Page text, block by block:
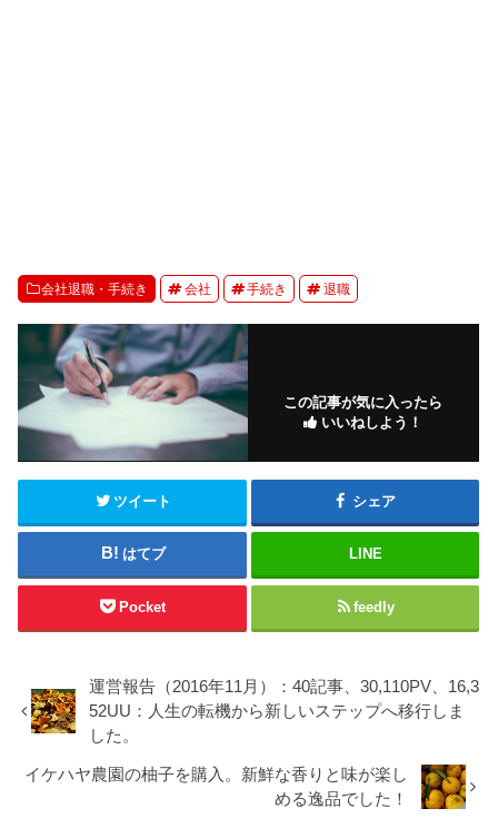
会社退職・手続き 会社 手続き 退職
この記事が気に入ったら
いいねしよう！
ツイート シェア
はてブ LINE
Pocket feedly
運営報告（2016年11月）：40記事、30,110PV、16,3
52UU：人生の転機から新しいステップへ移行しま
した。
イケハヤ農園の柚子を購入。新鮮な香りと味が楽し
める逸品でした！